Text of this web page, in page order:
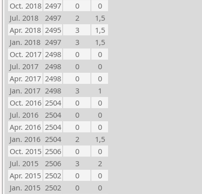
Oct. 2018 2497 0
0
Jul. 2018
2497 2
1,5
Apr. 2018 2495 3
1,5
Jan. 2018 2497 3
1,5
Oct. 2017 2498 0
0
Jul. 2017
2498 0
0
Apr. 2017 2498 0
0
Jan. 2017 2498 3
1
Oct. 2016 2504 0
0
Jul. 2016
2504 0
0
Apr. 2016 2504 0
0
Jan. 2016 2504 2
1,5
Oct. 2015 2506 0
0
Jul. 2015
2506 3
2
Apr. 2015 2502 0
0
Jan. 2015 2502 0
0